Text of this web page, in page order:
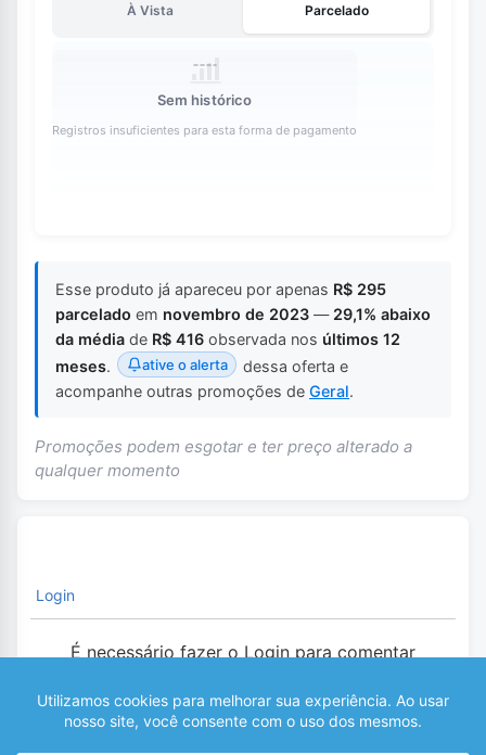
À Vista Parcelado
Sem histórico
Registros insuficientes para esta forma de pagamento
Esse produto já apareceu por apenas R$ 295
parcelado em novembro de 2023 — 29,1% abaixo
da média de R$ 416 observada nos últimos 12
meses. ative o alerta
dessa oferta e
acompanhe outras promoções de Geral.
Promoções podem esgotar e ter preço alterado a
qualquer momento
Login
É necessário fazer o Login para comentar
COMENTÁRIOS